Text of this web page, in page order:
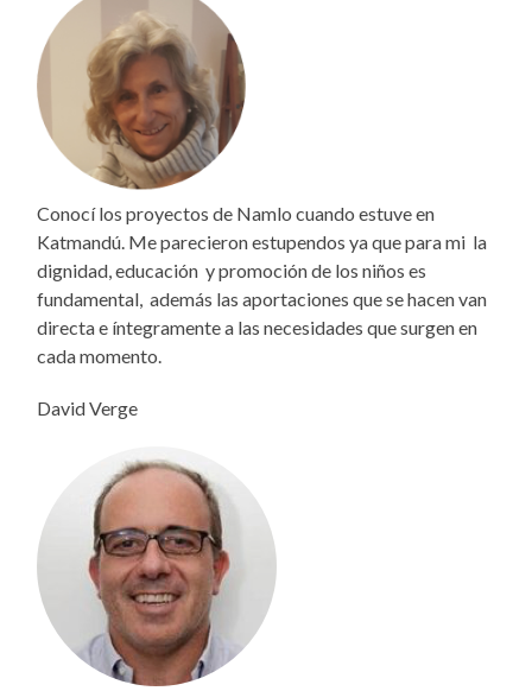
Conocí los proyectos de Namlo cuando estuve en
Katmandú. Me parecieron estupendos ya que para mi la
dignidad, educación y promoción de los niños es
fundamental, además las aportaciones que se hacen van
directa e íntegramente a las necesidades que surgen en
cada momento.
David Verge